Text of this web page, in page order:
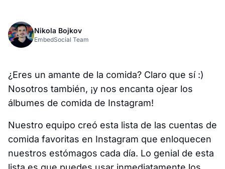
Nikola Bojkov
EmbedSocial Team
¿Eres un amante de la comida? Claro que sí :)
Nosotros también, ¡y nos encanta ojear los
álbumes de comida de Instagram!
Nuestro equipo creó esta lista de las cuentas de
comida favoritas en Instagram que enloquecen
nuestros estómagos cada día. Lo genial de esta